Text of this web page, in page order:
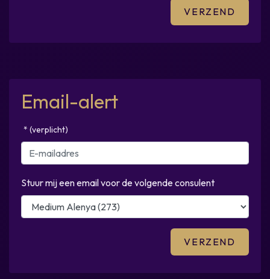
Email-alert
* (verplicht)
Stuur mij een email voor de volgende consulent